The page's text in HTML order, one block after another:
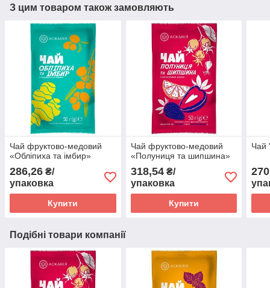
З цим товаром також замовляють
Чай фруктово-медовий
«Обліпиха та імбир»
286,26 ₴/
упаковка
Купити
Чай фруктово-медовий
«Полуниця та шипшина»
318,54₴/
упаковка
Купити
Чай
Подібні товари компанії